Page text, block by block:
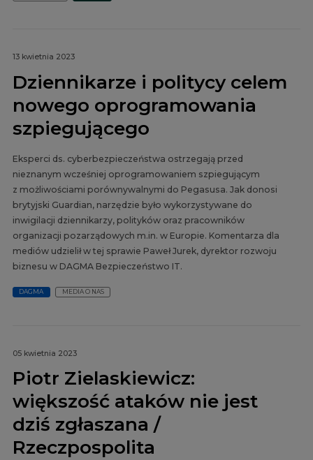
13 kwietnia 2023
Dziennikarze i politycy celem
nowego oprogramowania
szpiegującego
Eksperci ds. cyberbezpieczeństwa ostrzegają przed
nieznanym wcześniej oprogramowaniem szpiegującym
z możliwościami porównywalnymi do Pegasusa. Jak donosi
brytyjski Guardian, narzędzie było wykorzystywane do
inwigilacji dziennikarzy, polityków oraz pracowników
organizacji pozarządowych m.in. w Europie. Komentarza dla
mediów udzielił w tej sprawie Paweł Jurek, dyrektor rozwoju
biznesu w DAGMA Bezpieczeństwo IT.
DAGMA MEDIA O NAS
05 kwietnia 2023
Piotr Zielaskiewicz:
większość ataków nie jest
dziś zgłaszana /
Rzeczpospolita